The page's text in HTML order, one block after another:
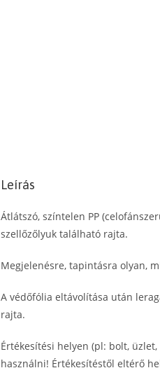
Leírás
Átlátszó, színtelen PP
szellőzőlyuk található rajta.
Megjelenésre, tapintásra olyan,
A védőfólia eltávolítása után
rajta.
Értékesítési helyen (pl: bolt,
használni! Értékesítéstől eltérő